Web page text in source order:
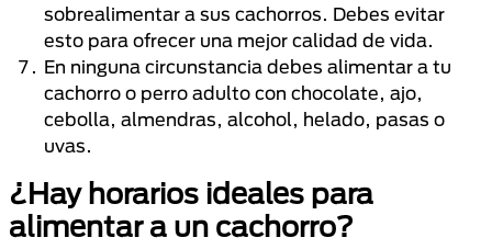
sobrealimentar a sus cachorros. Debes evitar
esto para ofrecer una mejor calidad de vida.
En ninguna circunstancia debes alimentar a tu
cachorro o perro adulto con chocolate, ajo,
cebolla, almendras, alcohol, helado, pasas o
uvas.
¿Hay horarios ideales para
alimentar a un cachorro?